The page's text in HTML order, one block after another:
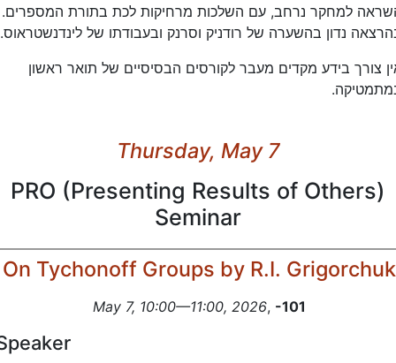
למחקר נרחב, עם השלכות מרחיקות לכת בתורת המספרים.
נדון בהשערה של רודניק וסרנק ובעבודתו של לינדנשטראוס.
צורך בידע מקדים מעבר לקורסים הבסיסיים של תואר ראשון
Thursday, May 7
PRO (Presenting Results of Others)
Seminar
On Tychonoff Groups by R.I. Grigorchuk
May 7, 10:00—11:00, 2026, -101